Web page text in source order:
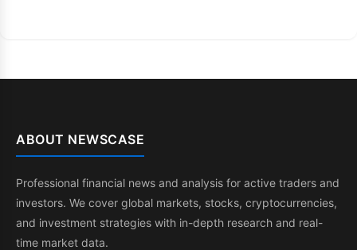
ABOUT NEWSCASE
Professional financial news and analysis for active traders and
investors. We cover global markets, stocks, cryptocurrencies,
and investment strategies with in-depth research and real-
time market data.